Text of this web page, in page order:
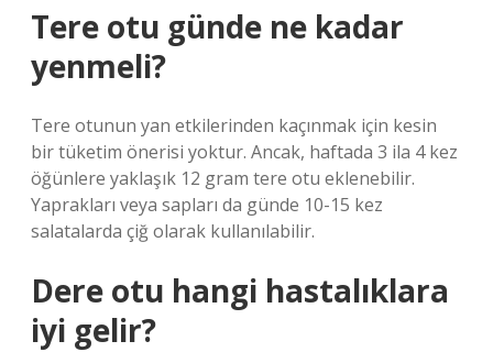
Tere otu günde ne kadar
yenmeli?
Tere otunun yan etkilerinden kaçınmak için kesin
bir tüketim önerisi yoktur. Ancak, haftada 3 ila 4 kez
öğünlere yaklaşık 12 gram tere otu eklenebilir.
Yaprakları veya sapları da günde 10-15 kez
salatalarda çiğ olarak kullanılabilir.
Dere otu hangi hastalıklara
iyi gelir?